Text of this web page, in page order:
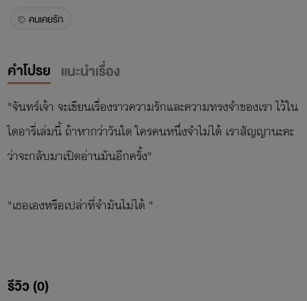
คนเคยรัก
คำโปรย แนะนำเรื่อง
"จันทร์เจ้า จะเขียนเรื่องราวความรักและความทรงจำของเรา ไว้ใน
ไดอารี่เล่มนี้ ถ้าหากว่าวันใด ใครคนหนึ่งจำไม่ได้ เราสัญญานะคะ
ว่าจะกลับมาเปิดอ่านมันอีกครั้ง"
"เธอเองหรือเปล่าที่จำมันไม่ได้ "
รีวิว (0)